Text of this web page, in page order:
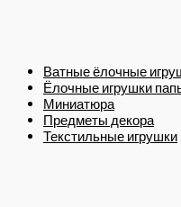
Ватные ёлочные
Ёлочные игрушки
Миниатюра
Предметы декора
Текстильные игрушки